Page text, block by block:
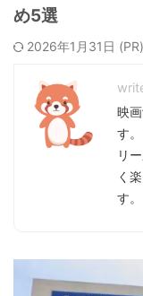
め5選
2026年1月31日
映
す
リ
く
す。